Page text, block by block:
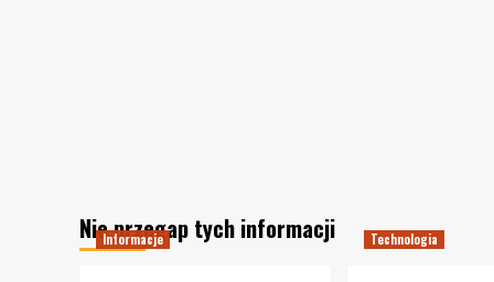
Nie przegap tych informacji
Informacje Technologia